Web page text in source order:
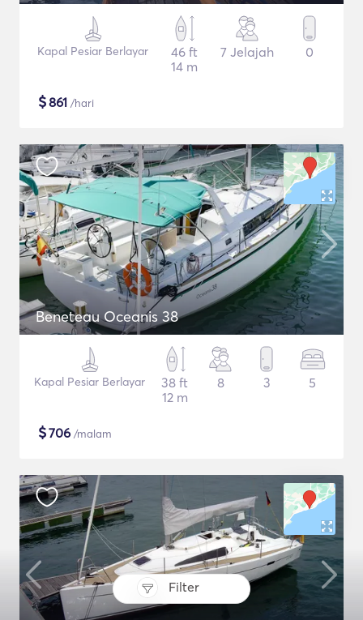
Filter
Kapal Pesiar Berlayar
46 ft
14 m
7 Jelajah 0
$861 /hari
Beneteau Oceanis 38
Kapal Pesiar Berlayar
38 ft
12 m
8 3 5
$706 /malam